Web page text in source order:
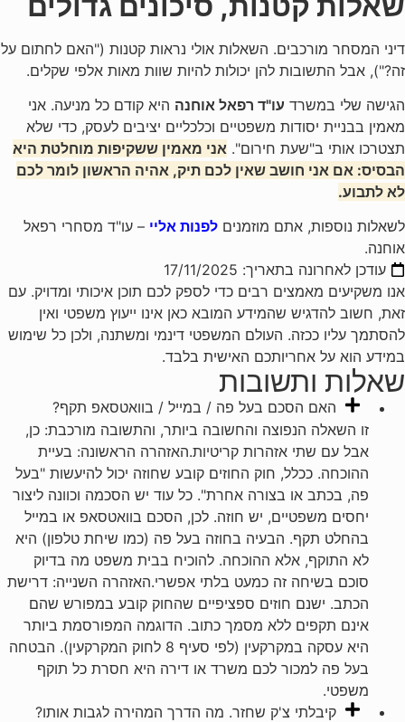
דיני המסחר מורכבים. השאלות אולי נראות קטנות ("האם לחתום על
זה?"), אבל התשובות להן יכולות להיות שוות מאות אלפי שקלים.
הגישה שלי במשרד עו"ד רפאל אוחנה היא קודם כל מניעה. אני
מאמין בבניית יסודות משפטיים וכלכליים יציבים לעסק, כדי שלא
תצטרכו אותי ב"שעת חירום". אני מאמין ששקיפות מוחלטת היא
הבסיס: אם אני חושב שאין לכם תיק, אהיה הראשון לומר לכם
לא לתבוע.
לשאלות נוספות, אתם מוזמנים לפנות אליי – עו"ד מסחרי רפאל
אוחנה.
עודכן לאחרונה בתאריך: 17/11/2025
אנו משקיעים מאמצים רבים כדי לספק לכם תוכן איכותי ומדויק. עם
זאת, חשוב להדגיש שהמידע המובא כאן אינו ייעוץ משפטי ואין
להסתמך עליו ככזה. העולם המשפטי דינמי ומשתנה, ולכן כל שימוש
במידע הוא על אחריותכם האישית בלבד.
שאלות ותשובות
האם הסכם בעל פה / במייל / בוואטסאפ תקף?
זו השאלה הנפוצה והחשובה ביותר, והתשובה מורכבת: כן,
אבל עם שתי אזהרות קריטיות.האזהרה הראשונה: בעיית
ההוכחה. ככלל, חוק החוזים קובע שחוזה יכול להיעשות "בעל
פה, בכתב או בצורה אחרת". כל עוד יש הסכמה וכוונה ליצור
יחסים משפטיים, יש חוזה. לכן, הסכם בוואטסאפ או במייל
בהחלט תקף. הבעיה בחוזה בעל פה (כמו שיחת טלפון) היא
לא התוקף, אלא ההוכחה. להוכיח בבית משפט מה בדיוק
סוכם בשיחה זה כמעט בלתי אפשרי.האזהרה השנייה: דרישת
הכתב. ישנם חוזים ספציפיים שהחוק קובע במפורש שהם
אינם תקפים ללא מסמך כתוב. הדוגמה המפורסמת ביותר
היא עסקה במקרקעין (לפי סעיף 8 לחוק המקרקעין). הבטחה
בעל פה למכור לכם משרד או דירה היא חסרת כל תוקף
משפטי.
קיבלתי צ'ק שחזר. מה הדרך המהירה לגבות אותו?